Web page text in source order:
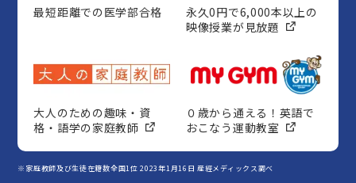
最短距離での医学部合格
永久0円で6,000本以上の
映像授業が見放題
大人のための趣味・資
格・語学の家庭教師
０歳から通える！英語で
おこなう運動教室
※家庭教師及び生徒在籍数全国1位 2023年1月16日 産經メディックス調べ